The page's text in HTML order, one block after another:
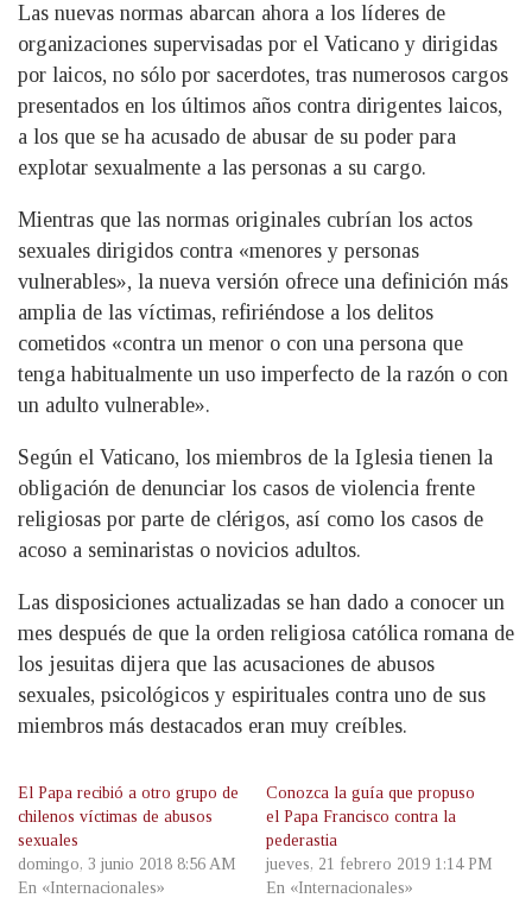
Las nuevas normas abarcan ahora a los líderes de
organizaciones supervisadas por el Vaticano y dirigidas
por laicos, no sólo por sacerdotes, tras numerosos cargos
presentados en los últimos años contra dirigentes laicos,
a los que se ha acusado de abusar de su poder para
explotar sexualmente a las personas a su cargo.
Mientras que las normas originales cubrían los actos
sexuales dirigidos contra «menores y personas
vulnerables», la nueva versión ofrece una definición más
amplia de las víctimas, refiriéndose a los delitos
cometidos «contra un menor o con una persona que
tenga habitualmente un uso imperfecto de la razón o con
un adulto vulnerable».
Según el Vaticano, los miembros de la Iglesia tienen la
obligación de denunciar los casos de violencia frente
religiosas por parte de clérigos, así como los casos de
acoso a seminaristas o novicios adultos.
Las disposiciones actualizadas se han dado a conocer un
mes después de que la orden religiosa católica romana de
los jesuitas dijera que las acusaciones de abusos
sexuales, psicológicos y espirituales contra uno de sus
miembros más destacados eran muy creíbles.
El Papa recibió a otro grupo de
chilenos víctimas de abusos
sexuales
domingo, 3 junio 2018 8:56 AM
En «Internacionales»
Conozca la guía que propuso
el Papa Francisco contra la
pederastia
jueves, 21 febrero 2019 1:14 PM
En «Internacionales»